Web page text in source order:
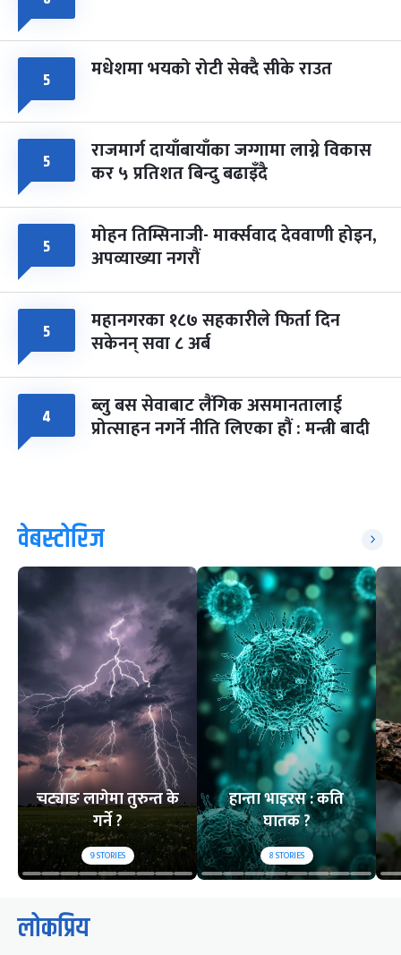
५ मधेशमा भयको रोटी सेक्दै सीके राउत
५ राजमार्ग दायाँबायाँका जग्गामा लाग्ने विकास
कर ५ प्रतिशत बिन्दु बढाइँदै
५ मोहन तिम्सिनाजी- मार्क्सवाद देववाणी होइन,
अपव्याख्या नगरौं
५ महानगरका १८७ सहकारीले फिर्ता दिन
सकेनन् सवा ८ अर्ब
४ ब्लु बस सेवाबाट लैंगिक असमानतालाई
प्रोत्साहन नगर्ने नीति लिएका हौं : मन्त्री बादी
वेबस्टोरिज
चट्याङ लागेमा तुरुन्त के
गर्ने ?
9STORIES
हान्ता भाइरस : कति
घातक ?
8STORIES
लोकप्रिय